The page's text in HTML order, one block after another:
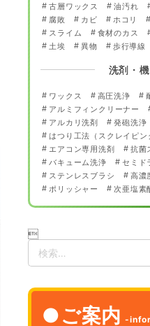
古層ワックス 油汚れ
腐敗
カビ ホコリ
スライム
食材のカス
土埃
異物 歩行導線
洗剤・
ワックス 高圧洗浄
アルミフィンクリーナー
アルカリ洗剤
発砲洗浄
はつり工法（スクレイピン
エアコン専用洗剤
抗菌
バキューム洗浄
セミド
ステンレスブラシ
高濃
ポリッシャー
次亜塩素

検
ご案内